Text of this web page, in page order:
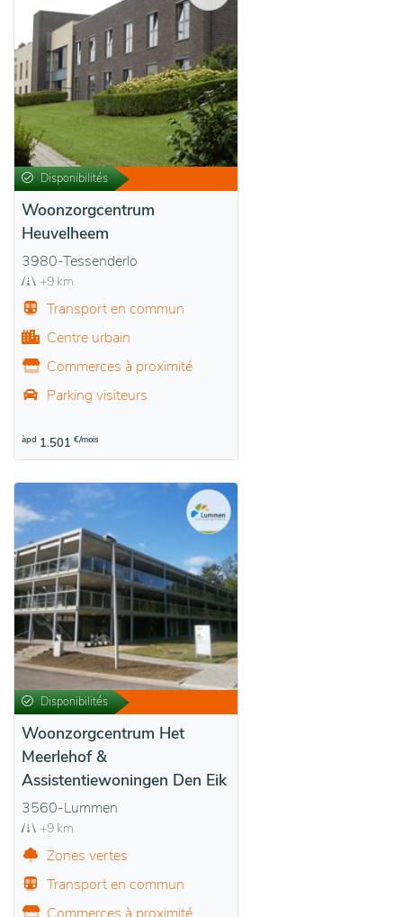
Disponibilités
Woonzorgcentrum
Heuvelheem
3980-Tessenderlo
+9 km
Transport en commun
Centre urbain
Commerces à proximité
Parking visiteurs
àpd 1.501 €/mois
Disponibilités
Woonzorgcentrum Het
Meerlehof &
Assistentiewoningen Den Eik
3560-Lummen
+9 km
Zones vertes
Transport en commun